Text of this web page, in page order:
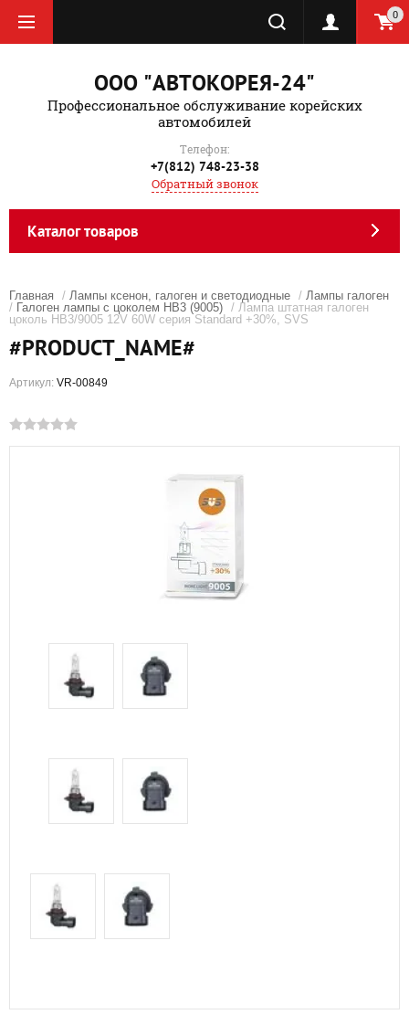
0
ООО "АВТОКОРЕЯ-24"
Профессиональное обслуживание корейских
автомобилей
Телефон:
+7(812) 748-23-38
Обратный звонок
Каталог товаров
Главная / Лампы ксенон, галоген и светодиодные / Лампы галоген
/ Галоген лампы с цоколем HB3 (9005) / Лампа штатная галоген
цоколь HB3/9005 12V 60W серия Standard +30%, SVS
#PRODUCT_NAME#
Артикул: VR-00849